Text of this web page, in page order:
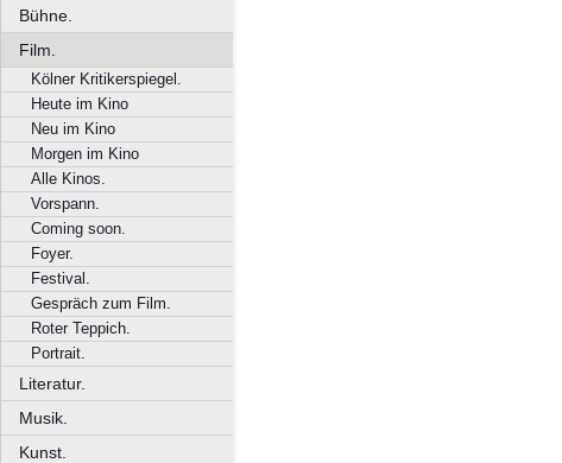
Bühne.
Film.
Kölner Kritikerspiegel.
Heute im Kino
Neu im Kino
Morgen im Kino
Alle Kinos.
Vorspann.
Coming soon.
Foyer.
Festival.
Gespräch zum Film.
Roter Teppich.
Portrait.
Literatur.
Musik.
Kunst.